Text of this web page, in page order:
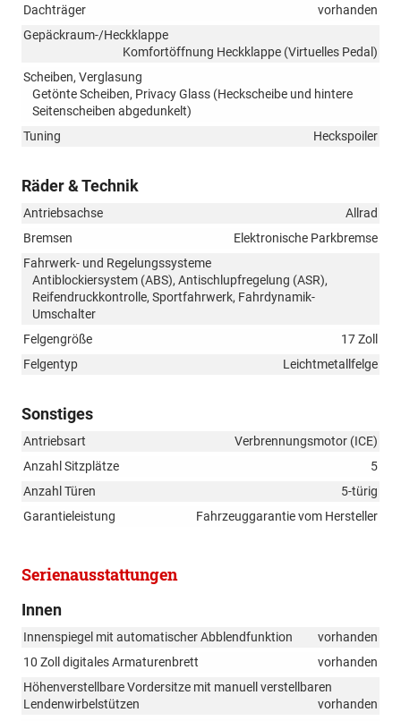
Dachträger
vorhanden
Gepäckraum-/Heckklappe
Komfortöffnung Heckklappe (Virtuelles Pedal)
Scheiben, Verglasung
Getönte Scheiben, Privacy Glass (Heckscheibe und hintere
Seitenscheiben abgedunkelt)
Tuning
Heckspoiler
Räder & Technik
Antriebsachse
Allrad
Bremsen
Elektronische Parkbremse
Fahrwerk- und Regelungssysteme
Antiblockiersystem (ABS), Antischlupfregelung (ASR),
Reifendruckkontrolle, Sportfahrwerk, Fahrdynamik-
Umschalter
Felgengröße
17 Zoll
Felgentyp
Leichtmetallfelge
Sonstiges
Antriebsart
Verbrennungsmotor (ICE)
Anzahl Sitzplätze
5
Anzahl Türen
5-türig
Garantieleistung
Fahrzeuggarantie vom Hersteller
Serienausstattungen
Innen
Innenspiegel mit automatischer Abblendfunktion
vorhanden
10 Zoll digitales Armaturenbrett
vorhanden
Höhenverstellbare Vordersitze mit manuell verstellbaren
Lendenwirbelstützen
vorhanden